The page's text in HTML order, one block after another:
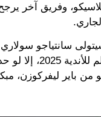
وفريق آخر
سانتياجو
مدريد في كأس العالم
باير ليفركوزن،